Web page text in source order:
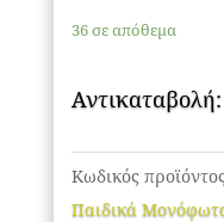
μονόφωτο
χαριτωμένα
30x20x70εκ.
ποσότητα
36 σε απόθεμα
Κωδικός
Παιδικά